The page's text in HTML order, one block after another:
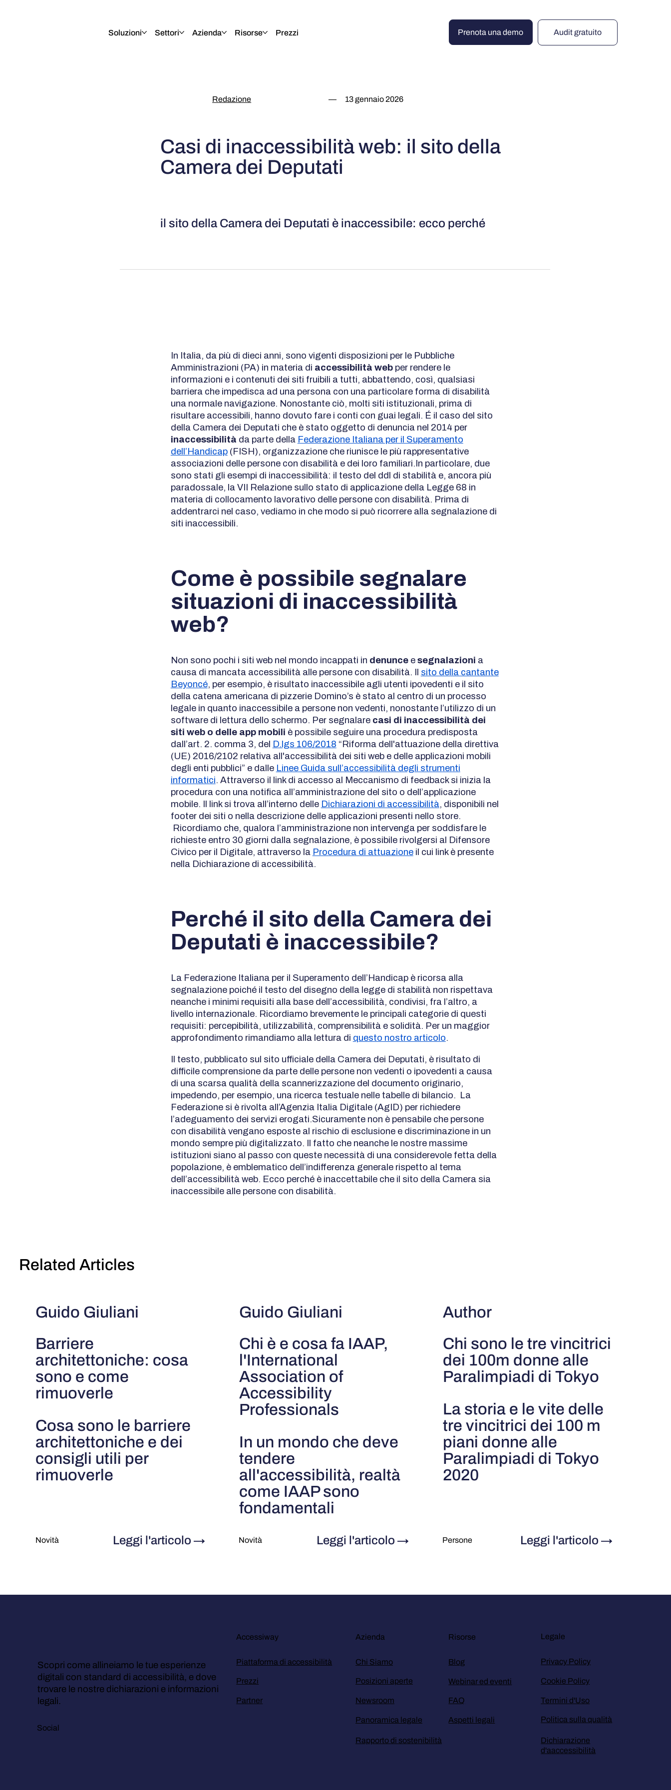
Soluzioni Settori Azienda Risorse Prezzi Prenota una demo Audit gratuito
Redazione — 13 gennaio 2026
Casi di inaccessibilità web: il sito della
Camera dei Deputati
il sito della Camera dei Deputati è inaccessibile: ecco perché
In Italia, da più di dieci anni, sono vigenti disposizioni per le Pubbliche
Amministrazioni (PA) in materia di accessibilità webper rendere le
informazioni e i contenuti dei siti fruibili a tutti, abbattendo, così, qualsiasi
barriera che impedisca ad una persona con una particolare forma di disabilità
una normale navigazione. Nonostante ciò, molti siti istituzionali, prima di
risultare accessibili, hanno dovuto fare i conti con guai legali. É il caso del sito
della Camera dei Deputati che è stato oggetto di denuncia nel 2014 per
inaccessibilità da parte della Federazione Italiana per il Superamento
dell’Handicap(FISH), organizzazione che riunisce le più rappresentative
associazioni delle persone con disabilità e dei loro familiari.In particolare, due
sono stati gli esempi di inaccessibilità: il testo del ddl di stabilità e, ancora più
paradossale, la VII Relazione sullo stato di applicazione della Legge 68 in
materia di collocamento lavorativo delle persone con disabilità. Prima di
addentrarci nel caso, vediamo in che modo si può ricorrere alla segnalazione di
siti inaccessibili.
Come è possibile segnalare
situazioni di inaccessibilità
web?
Non sono pochi i siti web nel mondo incappati in denunce e segnalazioni a
causa di mancata accessibilità alle persone con disabilità. Il sito della cantante
Beyoncé, per esempio, è risultato inaccessibile agli utenti ipovedenti e il sito
della catena americana di pizzerie Domino’s è stato al centro di un processo
legale in quanto inaccessibile a persone non vedenti, nonostante l’utilizzo di un
software di lettura dello schermo. Per segnalare casi di inaccessibilità dei
siti web o delle app mobili è possibile seguire una procedura predisposta
dall’art. 2. comma 3, del D.lgs 106/2018 “Riforma dell'attuazione della direttiva
(UE) 2016/2102 relativa all'accessibilità dei siti web e delle applicazioni mobili
degli enti pubblici” e dalle Linee Guida sull’accessibilità degli strumenti
informatici. Attraverso il link di accesso al Meccanismo di feedback si inizia la
procedura con una notifica all’amministrazione del sito o dell’applicazione
mobile. Il link si trova all’interno delle Dichiarazioni di accessibilità, disponibili nel
footer dei siti o nella descrizione delle applicazioni presenti nello store.
Ricordiamo che, qualora l’amministrazione non intervenga per soddisfare le
richieste entro 30 giorni dalla segnalazione, è possibile rivolgersi al Difensore
Civico per il Digitale, attraverso la Procedura di attuazioneil cui link è presente
nella Dichiarazione di accessibilità.
Perché il sito della Camera dei
Deputati è inaccessibile?
La Federazione Italiana per il Superamento dell’Handicap è ricorsa alla
segnalazione poiché il testo del disegno della legge di stabilità non rispettava
neanche i minimi requisiti alla base dell’accessibilità, condivisi, fra l’altro, a
livello internazionale. Ricordiamo brevemente le principali categorie di questi
requisiti: percepibilità, utilizzabilità, comprensibilità e solidità. Per un maggior
approfondimento rimandiamo alla lettura di questo nostro articolo.
Il testo, pubblicato sul sito ufficiale della Camera dei Deputati, è risultato di
difficile comprensione da parte delle persone non vedenti o ipovedenti a causa
di una scarsa qualità della scannerizzazione del documento originario,
impedendo, per esempio, una ricerca testuale nelle tabelle di bilancio. La
Federazione si è rivolta all’Agenzia Italia Digitale (AgID) per richiedere
l’adeguamento dei servizi erogati.Sicuramente non è pensabile che persone
con disabilità vengano esposte al rischio di esclusione e discriminazione in un
mondo sempre più digitalizzato. Il fatto che neanche le nostre massime
istituzioni siano al passo con queste necessità di una considerevole fetta della
popolazione, è emblematico dell’indifferenza generale rispetto al tema
dell’accessibilità web. Ecco perché è inaccettabile che il sito della Camera sia
inaccessibile alle persone con disabilità.
Guido Giuliani
Barriere
architettoniche: cosa
sono e come
rimuoverle
Cosa sono le barriere
architettoniche e dei
consigli utili per
rimuoverle
Novità Leggi l'articolo →
Guido Giuliani
Chi è e cosa fa IAAP,
l'International
Association of
Accessibility
Professionals
In un mondo che deve
tendere
all'accessibilità, realtà
come IAAP sono
fondamentali
Novità Leggi l'articolo →
Author
Chi sono le tre vincitrici
dei 100m donne alle
Paralimpiadi di Tokyo
La storia e le vite delle
tre vincitrici dei 100 m
piani donne alle
Paralimpiadi di Tokyo
2020
Persone Leggi l'articolo →
Related Articles
Scopri come allineiamo le tue esperienze
digitali con standard di accessibilità, e dove
trovare le nostre dichiarazioni e informazioni
legali.
Social
Accessiway
Piattaforma di accessibilità
Prezzi
Partner
Azienda
Chi Siamo
Posizioni aperte
Newsroom
Panoramica legale
Rapporto di sostenibilità
Risorse
Blog
Webinar ed eventi
FAQ
Aspetti legali
Legale
Privacy Policy
Cookie Policy
Termini d'Uso
Politica sulla qualità
Dichiarazione
d'aaccessibilità